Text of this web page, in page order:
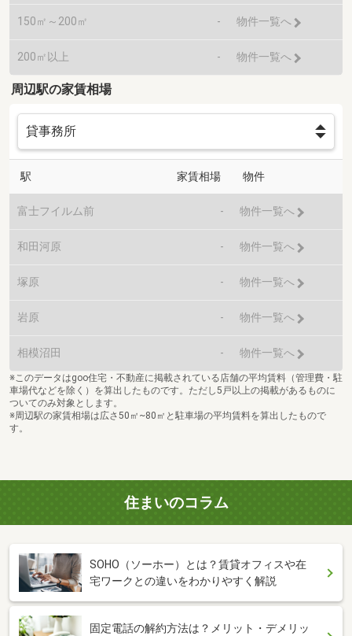
150㎡～200㎡ - 物件一覧へ
200㎡以上 - 物件一覧へ
周辺駅の家賃相場
駅 家賃相場 物件
富士フイルム前 - 物件一覧へ
和田河原 - 物件一覧へ
塚原 - 物件一覧へ
岩原 - 物件一覧へ
相模沼田 - 物件一覧へ
※このデータはgoo住宅・不動産に掲載されている店舗の平均賃料（管理費・駐
車場代などを除く）を算出したものです。ただし5戸以上の掲載があるものに
ついてのみ対象とします。
※周辺駅の家賃相場は広さ50㎡~80㎡と駐車場の平均賃料を算出したもので
す。
住まいのコラム
SOHO（ソーホー）とは？賃貸オフィスや在
宅ワークとの違いをわかりやすく解説
固定電話の解約方法は？メリット・デメリッ